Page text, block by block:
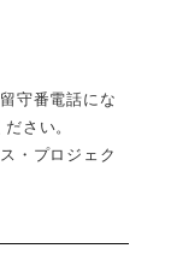
守番電話にな
さい。
・プロジェク